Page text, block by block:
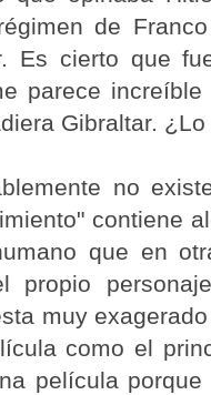
de
Es cierto que
parece
Gibraltar.
no
contiene
que en
propio
muy
como el
película